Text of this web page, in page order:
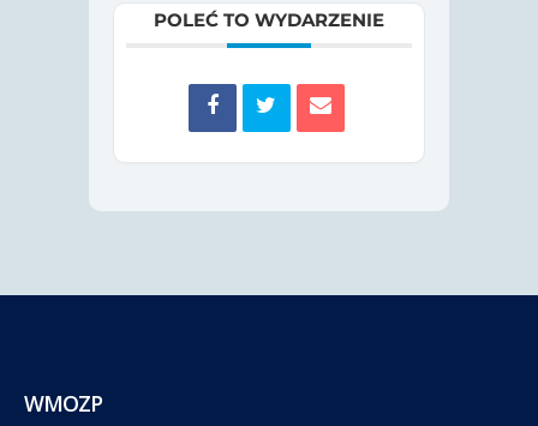
POLEĆ TO WYDARZENIE
WMOZP